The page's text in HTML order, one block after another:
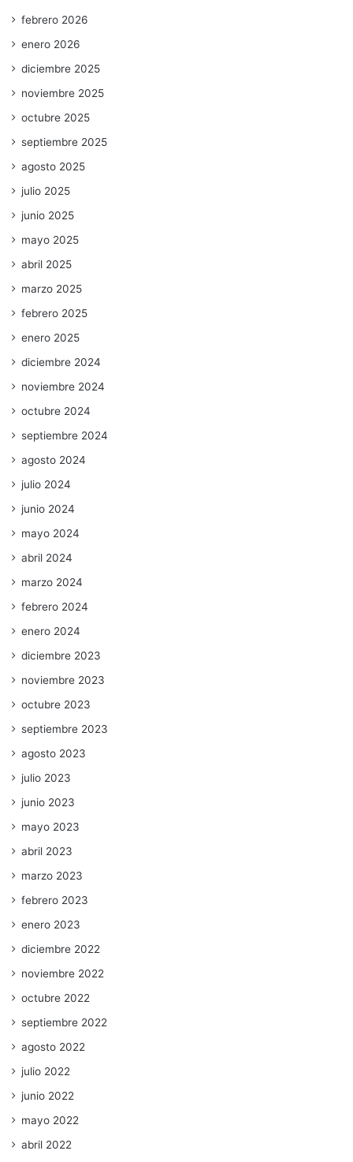
febrero 2026
enero 2026
diciembre 2025
noviembre 2025
octubre 2025
septiembre 2025
agosto 2025
julio 2025
junio 2025
mayo 2025
abril 2025
marzo 2025
febrero 2025
enero 2025
diciembre 2024
noviembre 2024
octubre 2024
septiembre 2024
agosto 2024
julio 2024
junio 2024
mayo 2024
abril 2024
marzo 2024
febrero 2024
enero 2024
diciembre 2023
noviembre 2023
octubre 2023
septiembre 2023
agosto 2023
julio 2023
junio 2023
mayo 2023
abril 2023
marzo 2023
febrero 2023
enero 2023
diciembre 2022
noviembre 2022
octubre 2022
septiembre 2022
agosto 2022
julio 2022
junio 2022
mayo 2022
abril 2022